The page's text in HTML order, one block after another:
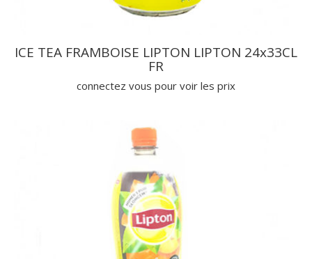
ICE TEA FRAMBOISE LIPTON LIPTON 24x33CL
FR
connectez vous pour voir les prix